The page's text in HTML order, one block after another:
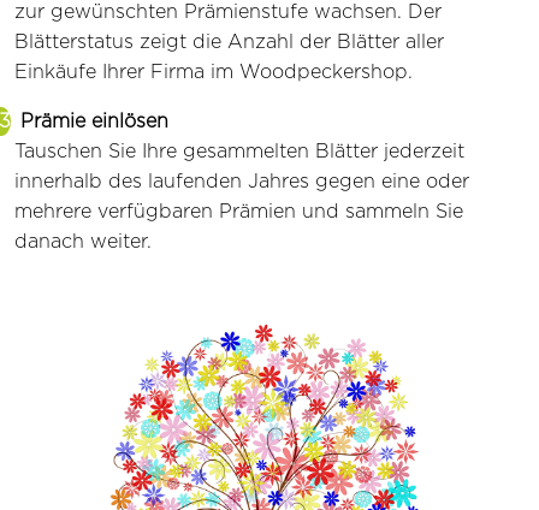
zur gewünschten Prämienstufe wachsen. Der
Blätterstatus zeigt die Anzahl der Blätter aller
Einkäufe Ihrer Firma im Woodpeckershop.
Prämie einlösen
Tauschen Sie Ihre gesammelten Blätter jederzeit
innerhalb des laufenden Jahres gegen eine oder
mehrere verfügbaren Prämien und sammeln Sie
danach weiter.